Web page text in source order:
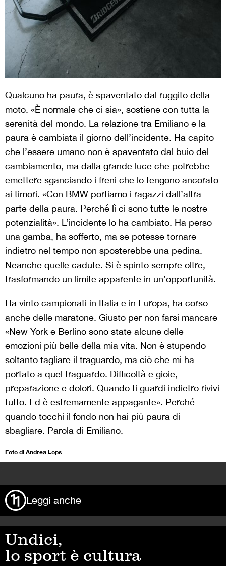
Qualcuno ha paura, è spaventato dal ruggito della
moto. «È normale che ci sia», sostiene con tutta la
serenità del mondo. La relazione tra Emiliano e la
paura è cambiata il giorno dell’incidente. Ha capito
che l’essere umano non è spaventato dal buio del
cambiamento, ma dalla grande luce che potrebbe
emettere sganciando i freni che lo tengono ancorato
ai timori. «Con BMW portiamo i ragazzi dall’altra
parte della paura. Perché lì ci sono tutte le nostre
potenzialità». L’incidente lo ha cambiato. Ha perso
una gamba, ha sofferto, ma se potesse tornare
indietro nel tempo non sposterebbe una pedina.
Neanche quelle cadute. Si è spinto sempre oltre,
trasformando un limite apparente in un’opportunità.
Ha vinto campionati in Italia e in Europa, ha corso
anche delle maratone. Giusto per non farsi mancare
«New York e Berlino sono state alcune delle
emozioni più belle della mia vita. Non è stupendo
soltanto tagliare il traguardo, ma ciò che mi ha
portato a quel traguardo. Difficoltà e gioie,
preparazione e dolori. Quando ti guardi indietro rivivi
tutto. Ed è estremamente appagante». Perché
quando tocchi il fondo non hai più paura di
sbagliare. Parola di Emiliano.
Foto di Andrea Lops
Leggi anche
Undici,
lo sport è cultura